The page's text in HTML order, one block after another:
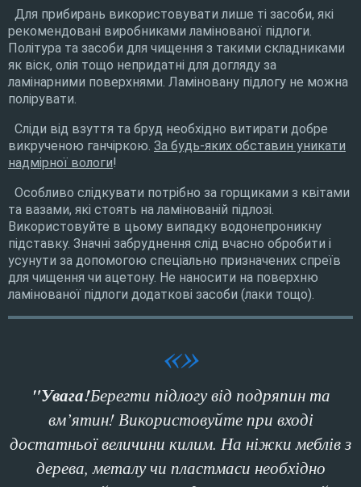
Для прибирань використовувати лише ті засоби, які
рекомендовані виробниками ламінованої підлоги.
Політура та засоби для чищення з такими складниками
як віск, олія тощо непридатні для догляду за
ламінарними поверхнями. Ламіновану підлогу не можна
полірувати.
Сліди від взуття та бруд необхідно витирати добре
викрученою ганчіркою. За будь-яких обставин уникати
надмірної вологи!
Особливо слідкувати потрібно за горщиками з квітами
та вазами, які стоять на ламінованій підлозі.
Використовуйте в цьому випадку водонепроникну
підставку. Значні забруднення слід вчасно обробити і
усунути за допомогою спеціально призначених спреїв
для чищення чи ацетону. Не наносити на поверхню
ламінованої підлоги додаткові засоби (лаки тощо).
"Увага!Берегти підлогу від подряпин та
вм’ятин! Використовуйте при вході
достатньої величини килим. На ніжки меблів з
дерева, металу чи пластмаси необхідно